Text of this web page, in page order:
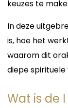
İş
zich
ontvangen
Veel
keuzes te
In deze
is, hoe het
waarom dit
diepe
Wat is de